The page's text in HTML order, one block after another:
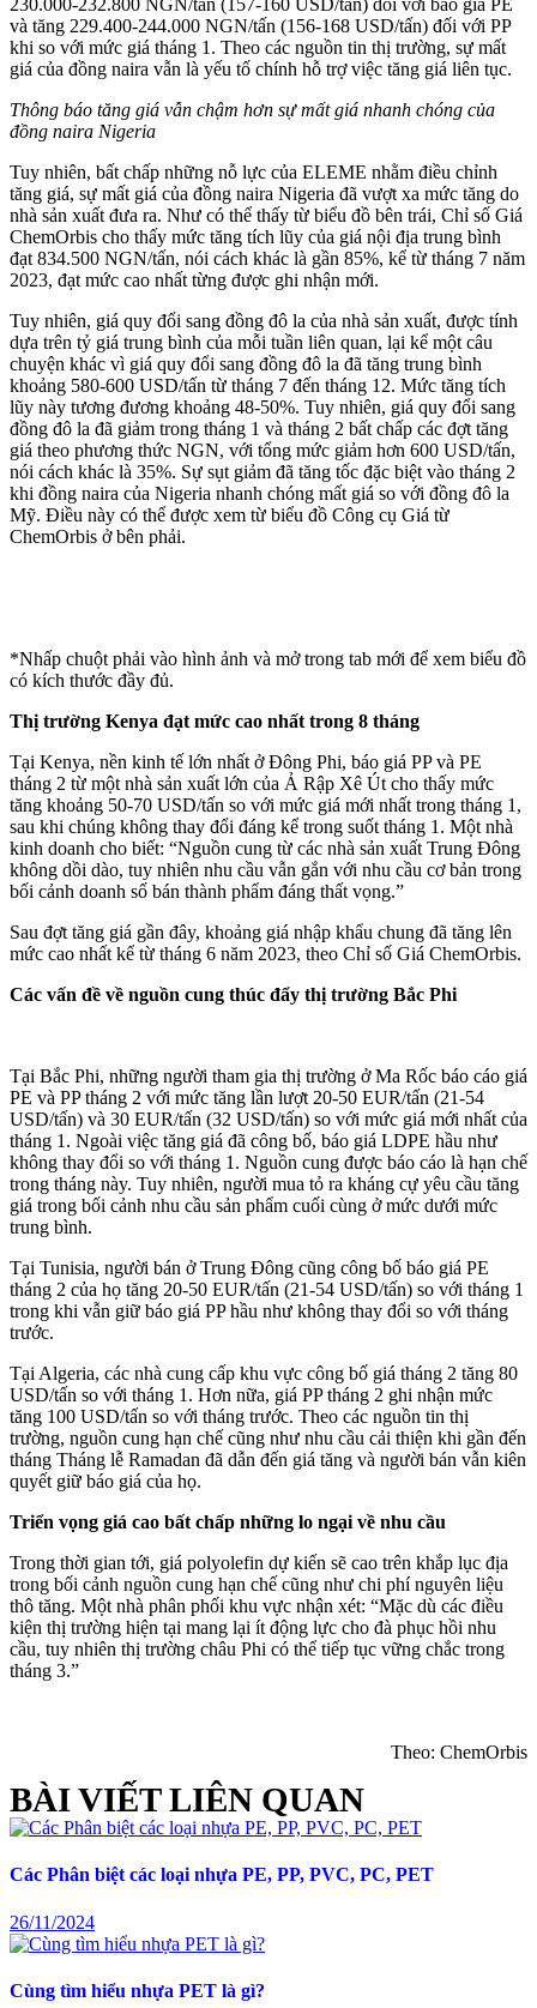
230.000-232.800 NGN/tấn (157-160 USD/tấn) đối với báo giá PE
và tăng 229.400-244.000 NGN/tấn (156-168 USD/tấn) đối với PP
khi so với mức giá tháng 1. Theo các nguồn tin thị trường, sự mất
giá của đồng naira vẫn là yếu tố chính hỗ trợ việc tăng giá liên tục.
Thông báo tăng giá vẫn chậm hơn sự mất giá nhanh chóng của
đồng naira Nigeria
Tuy nhiên, bất chấp những nỗ lực của ELEME nhằm điều chỉnh
tăng giá, sự mất giá của đồng naira Nigeria đã vượt xa mức tăng do
nhà sản xuất đưa ra. Như có thể thấy từ biểu đồ bên trái, Chỉ số Giá
ChemOrbis cho thấy mức tăng tích lũy của giá nội địa trung bình
đạt 834.500 NGN/tấn, nói cách khác là gần 85%, kể từ tháng 7 năm
2023, đạt mức cao nhất từng được ghi nhận mới.
Tuy nhiên, giá quy đổi sang đồng đô la của nhà sản xuất, được tính
dựa trên tỷ giá trung bình của mỗi tuần liên quan, lại kể một câu
chuyện khác vì giá quy đổi sang đồng đô la đã tăng trung bình
khoảng 580-600 USD/tấn từ tháng 7 đến tháng 12. Mức tăng tích
lũy này tương đương khoảng 48-50%. Tuy nhiên, giá quy đổi sang
đồng đô la đã giảm trong tháng 1 và tháng 2 bất chấp các đợt tăng
giá theo phương thức NGN, với tổng mức giảm hơn 600 USD/tấn,
nói cách khác là 35%. Sự sụt giảm đã tăng tốc đặc biệt vào tháng 2
khi đồng naira của Nigeria nhanh chóng mất giá so với đồng đô la
Mỹ. Điều này có thể được xem từ biểu đồ Công cụ Giá từ
ChemOrbis ở bên phải.
*Nhấp chuột phải vào hình ảnh và mở trong tab mới để xem biểu đồ
có kích thước đầy đủ.
Thị trường Kenya đạt mức cao nhất trong 8 tháng
Tại Kenya, nền kinh tế lớn nhất ở Đông Phi, báo giá PP và PE
tháng 2 từ một nhà sản xuất lớn của Ả Rập Xê Út cho thấy mức
tăng khoảng 50-70 USD/tấn so với mức giá mới nhất trong tháng 1,
sau khi chúng không thay đổi đáng kể trong suốt tháng 1. Một nhà
kinh doanh cho biết: “Nguồn cung từ các nhà sản xuất Trung Đông
không dồi dào, tuy nhiên nhu cầu vẫn gắn với nhu cầu cơ bản trong
bối cảnh doanh số bán thành phẩm đáng thất vọng.”
Sau đợt tăng giá gần đây, khoảng giá nhập khẩu chung đã tăng lên
mức cao nhất kể từ tháng 6 năm 2023, theo Chỉ số Giá ChemOrbis.
Các vấn đề về nguồn cung thúc đẩy thị trường Bắc Phi
Tại Bắc Phi, những người tham gia thị trường ở Ma Rốc báo cáo giá
PE và PP tháng 2 với mức tăng lần lượt 20-50 EUR/tấn (21-54
USD/tấn) và 30 EUR/tấn (32 USD/tấn) so với mức giá mới nhất của
tháng 1. Ngoài việc tăng giá đã công bố, báo giá LDPE hầu như
không thay đổi so với tháng 1. Nguồn cung được báo cáo là hạn chế
trong tháng này. Tuy nhiên, người mua tỏ ra kháng cự yêu cầu tăng
giá trong bối cảnh nhu cầu sản phẩm cuối cùng ở mức dưới mức
trung bình.
Tại Tunisia, người bán ở Trung Đông cũng công bố báo giá PE
tháng 2 của họ tăng 20-50 EUR/tấn (21-54 USD/tấn) so với tháng 1
trong khi vẫn giữ báo giá PP hầu như không thay đổi so với tháng
trước.
Tại Algeria, các nhà cung cấp khu vực công bố giá tháng 2 tăng 80
USD/tấn so với tháng 1. Hơn nữa, giá PP tháng 2 ghi nhận mức
tăng 100 USD/tấn so với tháng trước. Theo các nguồn tin thị
trường, nguồn cung hạn chế cũng như nhu cầu cải thiện khi gần đến
tháng Tháng lễ Ramadan đã dẫn đến giá tăng và người bán vẫn kiên
quyết giữ báo giá của họ.
Triển vọng giá cao bất chấp những lo ngại về nhu cầu
Trong thời gian tới, giá polyolefin dự kiến sẽ cao trên khắp lục địa
trong bối cảnh nguồn cung hạn chế cũng như chi phí nguyên liệu
thô tăng. Một nhà phân phối khu vực nhận xét: “Mặc dù các điều
kiện thị trường hiện tại mang lại ít động lực cho đà phục hồi nhu
cầu, tuy nhiên thị trường châu Phi có thể tiếp tục vững chắc trong
tháng 3.”
Theo: ChemOrbis
BÀI VIẾT LIÊN QUAN
Các Phân biệt các loại nhựa PE, PP, PVC, PC, PET
26/11/2024
Cùng tìm hiểu nhựa PET là gì?